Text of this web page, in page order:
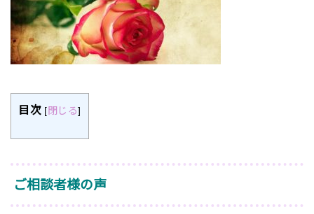
目次 [閉じる]
ご相談者様の声